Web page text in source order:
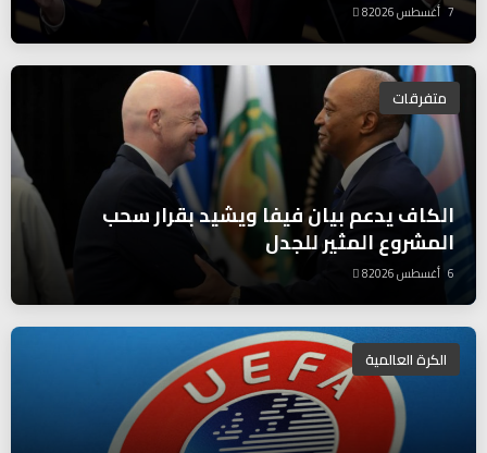
7 أغسطس 2026 8
متفرقات
الكاف يدعم بيان فيفا ويشيد بقرار سحب
المشروع المثير للجدل
6 أغسطس 2026 8
الكرة العالمية